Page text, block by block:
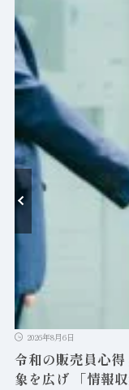
2026年8月6日
令和の販売員心
象を広げ 「情報